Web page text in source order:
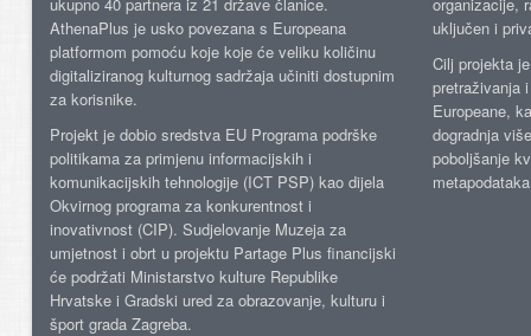
AthenaPlus je usko povezana s Europeana
platformom pomoću koje koje će veliku količinu
digitaliziranog kulturnog sadržaja učiniti dostupnim
za korisnike.
Projekt je dobio sredstva EU Programa podrške
politikama za primjenu informacijskih i
komunikacijskih tehnologije (ICT PSP) kao dijela
Okvirnog programa za konkurentnost i
inovativnost (CIP). Sudjelovanje Muzeja za
umjetnost i obrt u projektu Partage Plus financijski
će podržati Ministarstvo kulture Republike
Hrvatske i Gradski ured za obrazovanje, kulturu i
šport grada Zagreba.
uključen i
Cilj projekta
pretraživanja
Europeane,
dogradnja
poboljšanje